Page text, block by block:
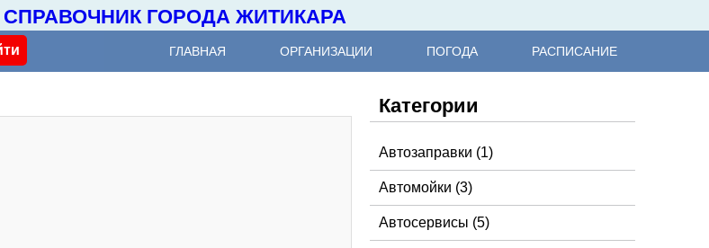
- СПРАВОЧНИК ГОРОДА ЖИТИКАРА
ГЛАВНАЯ ОРГАНИЗАЦИИ ПОГОДА РАСПИСАНИЕ
Категории
Автозаправки (1)
Автомойки (3)
Автосервисы (5)